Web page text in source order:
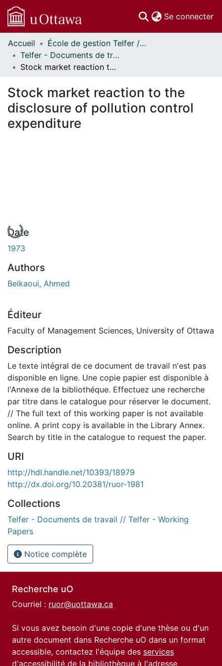
Se connecter
Communautés
et collections
Parcourir
À propos
Accueil
École de gestion Telfer // Telfer School of Management
Telfer - Documents de travail // Telfer - Working Papers
Stock market reaction to the disclosure of pollution control expenditure
Stock market reaction to the
disclosure of pollution control
expenditure
Date
1973
Authors
Belkaoui, Ahmed
Éditeur
Faculty of Management Sciences, University of Ottawa
Description
Le texte intégral de ce document de travail n'est pas
disponible en ligne. Une copie papier est disponible à
l'Annexe de la bibliothéque. Effectuez une recherche
par titre dans le catalogue pour réserver le document.
// The full text of this working paper is not available
online. A print copy is available in the Library Annex.
Search by title in the catalogue to request the paper.
URI
http://hdl.handle.net/10393/18979
http://dx.doi.org/10.20381/ruor-1981
Collections
Telfer - Documents de travail // Telfer - Working
Papers
Notice complète
Recherche uO
Courriel : ruor@uottawa.ca
Si vous avez besoin d'une copie d'une thèse ou d'un
autre document dans Recherche uO dans un format
accessible, contactez l'équipe des services
d'accessibilité de la bibliothèque à l'adresse